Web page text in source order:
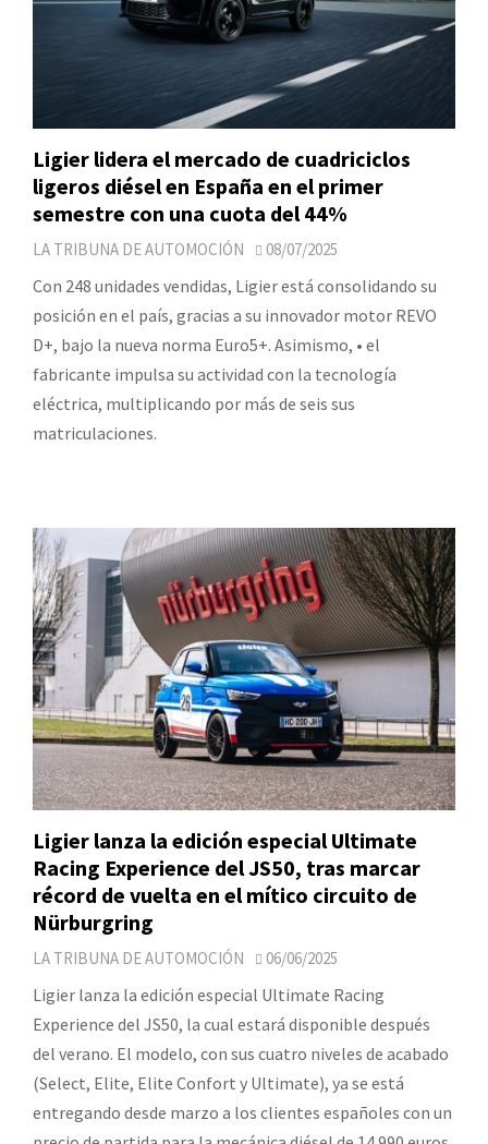
Ligier lidera el mercado de cuadriciclos
ligeros diésel en España en el primer
semestre con una cuota del 44%
LA TRIBUNA DE AUTOMOCIÓN 08/07/2025
Con 248 unidades vendidas, Ligier está consolidando su
posición en el país, gracias a su innovador motor REVO
D+, bajo la nueva norma Euro5+. Asimismo, • el
fabricante impulsa su actividad con la tecnología
eléctrica, multiplicando por más de seis sus
matriculaciones.
Ligier lanza la edición especial Ultimate
Racing Experience del JS50, tras marcar
récord de vuelta en el mítico circuito de
Nürburgring
LA TRIBUNA DE AUTOMOCIÓN 06/06/2025
Ligier lanza la edición especial Ultimate Racing
Experience del JS50, la cual estará disponible después
del verano. El modelo, con sus cuatro niveles de acabado
(Select, Elite, Elite Confort y Ultimate), ya se está
entregando desde marzo a los clientes españoles con un